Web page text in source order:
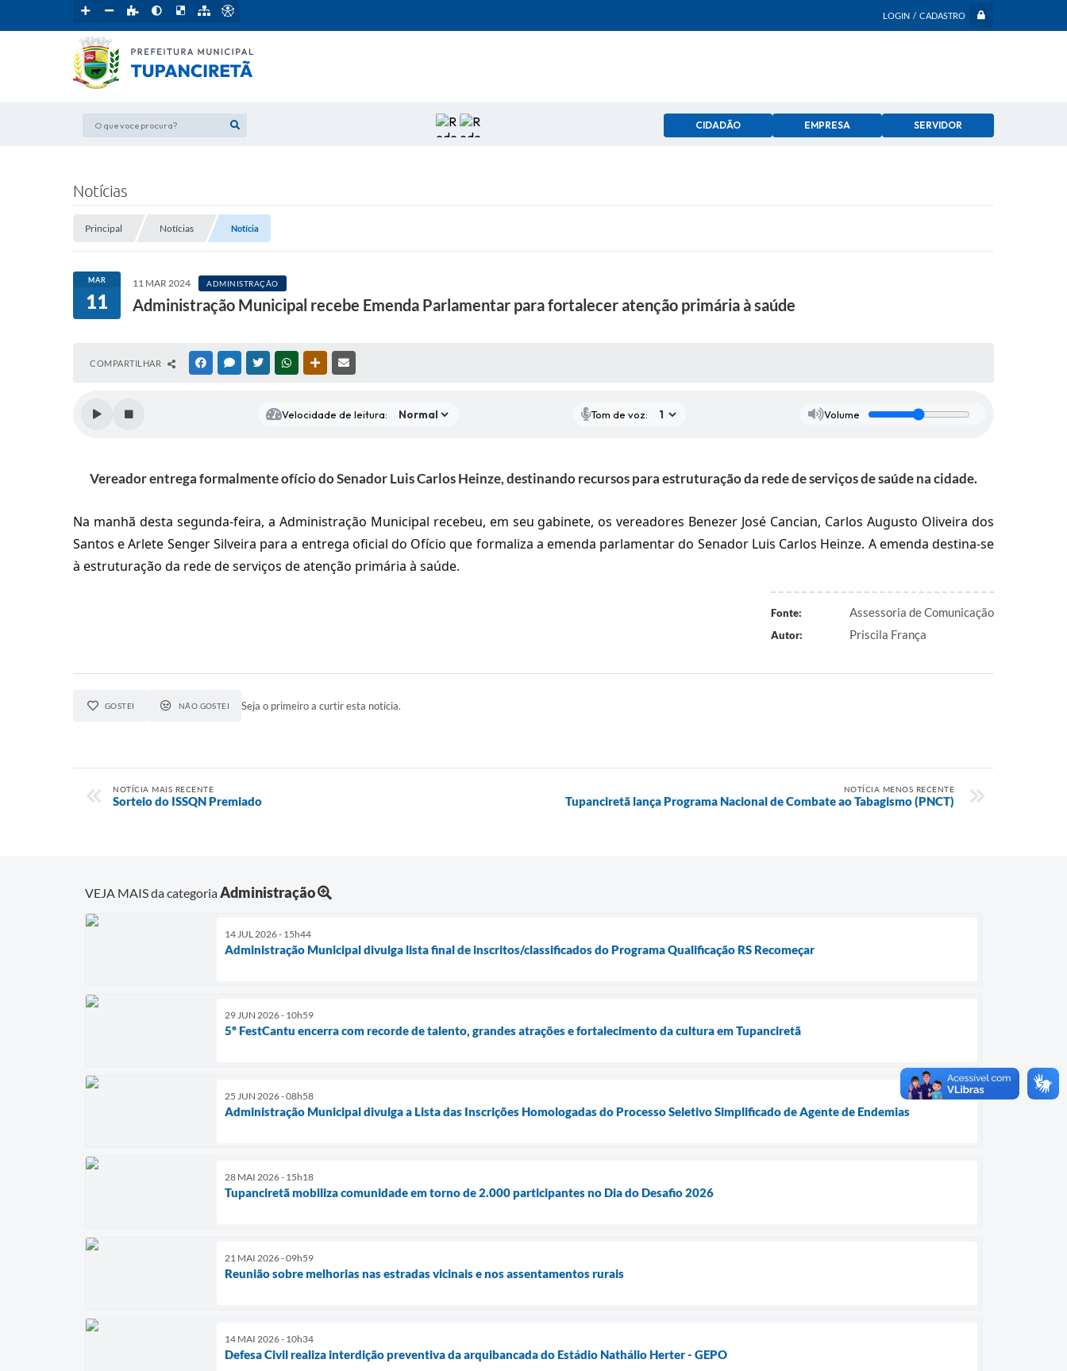
LOGIN / CADASTRO
O que voce procura? CIDADÃO EMPRESA SERVIDOR
Notícias
Principal Notícias Notícia
MAR
11
11 MAR 2024 ADMINISTRAÇÃO
Administração Municipal recebe Emenda Parlamentar para fortalecer atenção primária à saúde
COMPARTILHAR FACEBOOKMESSENGER
TWITTERWHATSAPPOUTRAS MÍDIAS
Velocidade de leitura: Tom de voz: Volume
Vereador entrega formalmente ofício do Senador Luis Carlos Heinze, destinando recursos para estruturação da rede de serviços de saúde na cidade.
Na manhã desta segunda-feira, a Administração Municipal recebeu, em seu gabinete, os vereadores Benezer José Cancian, Carlos Augusto Oliveira dos
Santos e Arlete Senger Silveira para a entrega oficial do Ofício que formaliza a emenda parlamentar do Senador Luis Carlos Heinze. A emenda destina-se
à estruturação da rede de serviços de atenção primária à saúde.
Fonte: Assessoria de Comunicação
Autor: Priscila França
GOSTEI NÃO GOSTEI Seja o primeiro a curtir esta notícia.
NOTÍCIA MAIS RECENTE
Sorteio do ISSQN Premiado
NOTÍCIA MENOS RECENTE
Tupanciretã lança Programa Nacional de Combate ao Tabagismo (PNCT)
VEJA MAIS da categoriaAdministração
14 JUL 2026 - 15h44
Administração Municipal divulga lista final de inscritos/classificados do Programa Qualificação RS Recomeçar
29 JUN 2026 - 10h59
5º FestCantu encerra com recorde de talento, grandes atrações e fortalecimento da cultura em Tupanciretã
25 JUN 2026 - 08h58
Administração Municipal divulga a Lista das Inscrições Homologadas do Processo Seletivo Simplificado de Agente de Endemias
28 MAI 2026 - 15h18
Tupanciretã mobiliza comunidade em torno de 2.000 participantes no Dia do Desafio 2026
21 MAI 2026 - 09h59
Reunião sobre melhorias nas estradas vicinais e nos assentamentos rurais
14 MAI 2026 - 10h34
Defesa Civil realiza interdição preventiva da arquibancada do Estádio Nathálio Herter - GEPO